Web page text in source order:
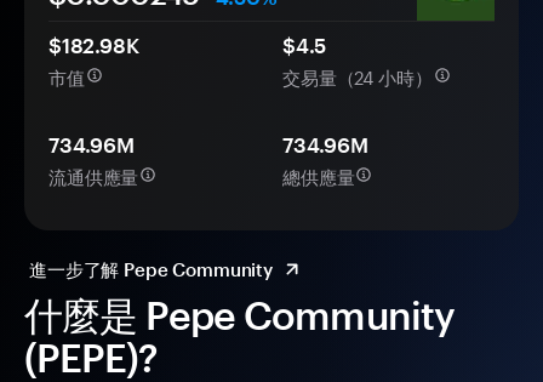
什麼是 Pepe Community
(PEPE)?
$182.98K
市值
$4.5
交易量（24 小時）
734.96M
流通供應量
734.96M
總供應量
進一步了解 Pepe Community